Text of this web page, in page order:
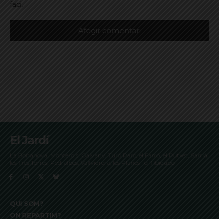
faci.
El Jardí
La Bonanova, Monterols, Galvany, Turó Parc, el Farró, el Putxet, Sarrià,
les Tres Torres, Pedralbes, Vallvidrera, les Planes i el Tibidabo
QUI SOM?
ON REPARTIM?